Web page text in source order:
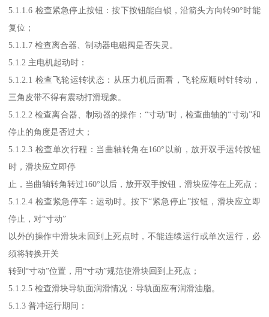
5.1.1.6 检查紧急停止按钮：按下按钮能自锁，沿箭头方向转90°时能
复位；
5.1.1.7 检查离合器、制动器电磁阀是否失灵。
5.1.2 主电机起动时：
5.1.2.1 检查飞轮运转状态：从压力机后面看，飞轮应顺时针转动，
三角皮带不得有震动打滑现象。
5.1.2.2 检查离合器、制动器的操作：“寸动”时，检查曲轴的“寸动”和
停止的角度是否过大；
5.1.2.3 检查单次行程：当曲轴转角在160°以前，放开双手运转按钮
时，滑块应立即停
止，当曲轴转角转过160°以后，放开双手按钮，滑块应停在上死点；
5.1.2.4 检查紧急停车：运动时。按下“紧急停止”按钮，滑块应立即
停止，对“寸动”
以外的操作中滑块未回到上死点时，不能连续运行或单次运行，必
须将转换开关
转到“寸动”位置，用“寸动”规范使滑块回到上死点；
5.1.2.5 检查滑块导轨面润滑情况：导轨面应有润滑油脂。
5.1.3 普冲运行期间：